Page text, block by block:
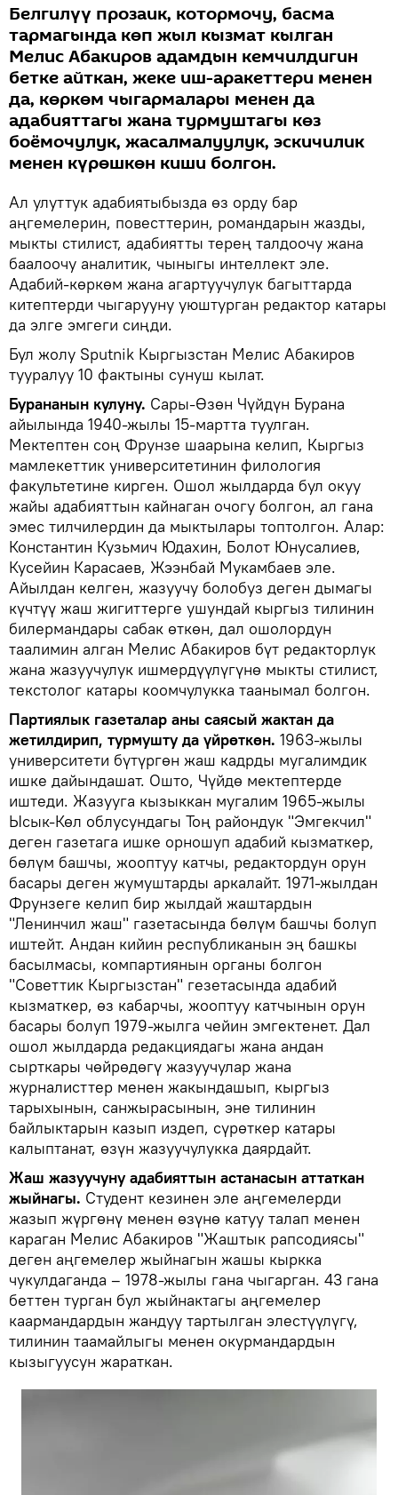
Белгилүү прозаик, котормочу, басма
тармагында көп жыл кызмат кылган
Мелис Абакиров адамдын кемчилдигин
бетке айткан, жеке иш-аракеттери менен
да, көркөм чыгармалары менен да
адабияттагы жана турмуштагы көз
боёмочулук, жасалмалуулук, эскичилик
менен күрөшкөн киши болгон.
Ал улуттук адабиятыбызда өз орду бар
аңгемелерин, повесттерин, романдарын жазды,
мыкты стилист, адабиятты терең талдоочу жана
баалоочу аналитик, чыныгы интеллект эле.
Адабий-көркөм жана агартуучулук багыттарда
китептерди чыгарууну уюштурган редактор катары
да элге эмгеги сиңди.
Бул жолу Sputnik Кыргызстан Мелис Абакиров
тууралуу 10 фактыны сунуш кылат.
Бурананын кулуну. Сары-Өзөн Чүйдүн Бурана
айылында 1940-жылы 15-мартта туулган.
Мектептен соң Фрунзе шаарына келип, Кыргыз
мамлекеттик университетинин филология
факультетине кирген. Ошол жылдарда бул окуу
жайы адабияттын кайнаган очогу болгон, ал гана
эмес тилчилердин да мыктылары топтолгон. Алар:
Константин Кузьмич Юдахин, Болот Юнусалиев,
Кусейин Карасаев, Жээнбай Мукамбаев эле.
Айылдан келген, жазуучу болобуз деген дымагы
күчтүү жаш жигиттерге ушундай кыргыз тилинин
билермандары сабак өткөн, дал ошолордун
таалимин алган Мелис Абакиров бүт редакторлук
жана жазуучулук ишмердүүлүгүнө мыкты стилист,
текстолог катары коомчулукка таанымал болгон.
Партиялык газеталар аны саясый жактан да
жетилдирип, турмушту да үйрөткөн. 1963-жылы
университети бүтүргөн жаш кадрды мугалимдик
ишке дайындашат. Ошто, Чүйдө мектептерде
иштеди. Жазууга кызыккан мугалим 1965-жылы
Ысык-Көл облусундагы Тоң райондук "Эмгекчил"
деген газетага ишке орношуп адабий кызматкер,
бөлүм башчы, жооптуу катчы, редактордун орун
басары деген жумуштарды аркалайт. 1971-жылдан
Фрунзеге келип бир жылдай жаштардын
"Ленинчил жаш" газетасында бөлүм башчы болуп
иштейт. Андан кийин республиканын эң башкы
басылмасы, компартиянын органы болгон
"Советтик Кыргызстан" гезетасында адабий
кызматкер, өз кабарчы, жооптуу катчынын орун
басары болуп 1979-жылга чейин эмгектенет. Дал
ошол жылдарда редакциядагы жана андан
сырткары чөйрөдөгү жазуучулар жана
журналисттер менен жакындашып, кыргыз
тарыхынын, санжырасынын, эне тилинин
байлыктарын казып издеп, сүрөткер катары
калыптанат, өзүн жазуучулукка даярдайт.
Жаш жазуучуну адабияттын астанасын аттаткан
жыйнагы. Студент кезинен эле аңгемелерди
жазып жүргөнү менен өзүнө катуу талап менен
караган Мелис Абакиров "Жаштык рапсодиясы"
деген аңгемелер жыйнагын жашы кыркка
чукулдаганда – 1978-жылы гана чыгарган. 43 гана
беттен турган бул жыйнактагы аңгемелер
каармандардын жандуу тартылган элестүүлүгү,
тилинин таамайлыгы менен окурмандардын
кызыгуусун жараткан.